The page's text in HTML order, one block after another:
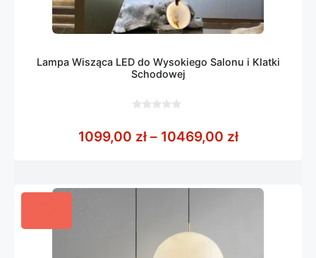
Lampa Wisząca LED do Wysokiego Salonu i Klatki
Schodowej
5
1099,00 zł – 10469,00 złZakres